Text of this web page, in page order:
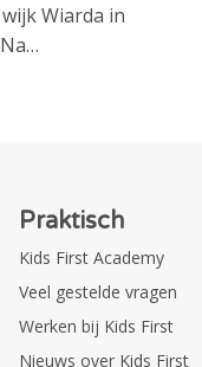
Wiarda in
Praktisch
Kids First Academy
Veel gestelde vragen
Werken bij Kids First
Nieuws over Kids First